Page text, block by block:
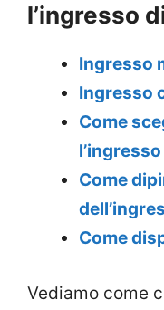
l’ingresso
Ingresso
Ingresso
Come
l’ingresso
Come
Come
Vediamo come